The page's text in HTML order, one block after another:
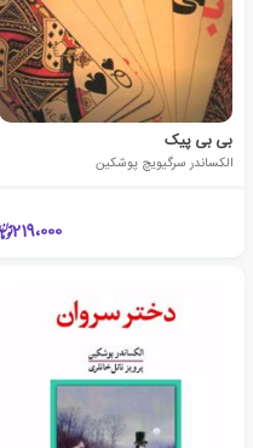
بی بی پیک
الکساندر سرگیویچ پوشکین
219،000